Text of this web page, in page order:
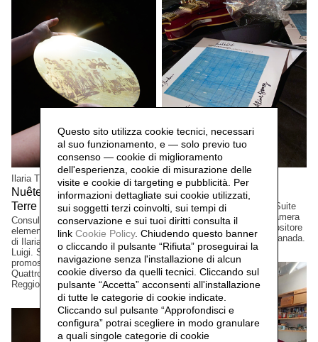
Ilaria Turba
Nuêter – Costellazioni nelle
Terre Matildiche, 2025
Consulenza e realizzazione
elementi installazione. Un progetto
di Ilaria Turba, a cura di Daniele De
Luigi. Sconfinamenti #2 Progetto
promosso dai Comuni di Albinea,
Quattro Castella e Canossa,
Reggio Emilia, Italia.
Mascia Manunza
Camera Chiara, 2025
Edizione a tiratura limitata. Suite
per vinile e CD musicale, Camera
Lucida, del musicista/compositore
David Occhipinti, Toronto, Canada.
Questo sito utilizza cookie tecnici, necessari
al suo funzionamento, e — solo previo tuo
consenso — cookie di miglioramento
dell'esperienza, cookie di misurazione delle
visite e cookie di targeting e pubblicità. Per
informazioni dettagliate sui cookie utilizzati,
sui soggetti terzi coinvolti, sui tempi di
conservazione e sui tuoi diritti consulta il
link Cookie Policy. Chiudendo questo banner
o cliccando il pulsante “Rifiuta” proseguirai la
navigazione senza l'installazione di alcun
cookie diverso da quelli tecnici. Cliccando sul
pulsante “Accetta” acconsenti all'installazione
di tutte le categorie di cookie indicate.
Cliccando sul pulsante “Approfondisci e
configura” potrai scegliere in modo granulare
a quali singole categorie di cookie